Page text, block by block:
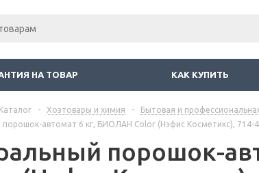
НА ТОВАР КАК КУПИТЬ
Каталог - Хозтовары и химия - Бытовая и
порошок-автомат 6 кг, БИОЛАН Color (Нэфис Косметикс), 714-
порошок-